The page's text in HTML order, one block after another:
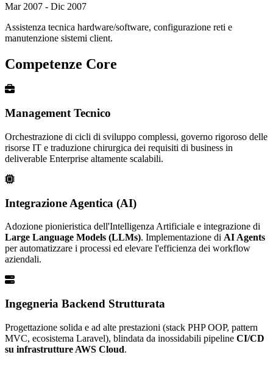
Mar 2007 - Dic 2007
Assistenza tecnica hardware/software, configurazione reti e
manutenzione sistemi client.
Competenze Core
Management Tecnico
Orchestrazione di cicli di sviluppo complessi, governo rigoroso delle
risorse IT e traduzione chirurgica dei requisiti di business in
deliverable Enterprise altamente scalabili.
Integrazione Agentica (AI)
Adozione pionieristica dell'Intelligenza Artificiale e integrazione di
Large Language Models (LLMs). Implementazione di AI Agents
per automatizzare i processi ed elevare l'efficienza dei workflow
aziendali.
Ingegneria Backend Strutturata
Progettazione solida e ad alte prestazioni (stack PHP OOP, pattern
MVC, ecosistema Laravel), blindata da inossidabili pipeline CI/CD
su infrastrutture AWS Cloud.